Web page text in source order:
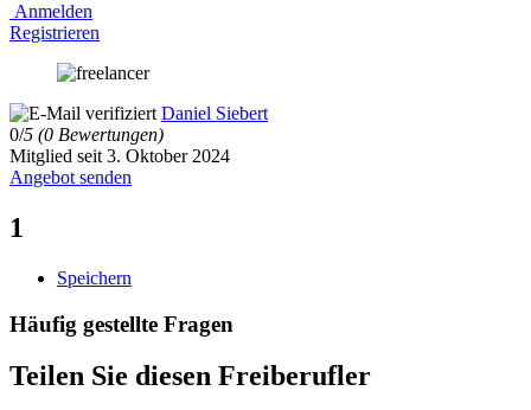
Anmelden
Registrieren
Daniel Siebert
0/5 (0 Bewertungen)
Mitglied seit 3. Oktober 2024
Angebot senden
1
Speichern
Häufig gestellte Fragen
Teilen Sie diesen Freiberufler